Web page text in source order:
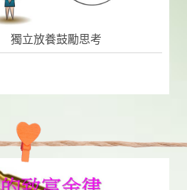
獨立放養鼓勵思考